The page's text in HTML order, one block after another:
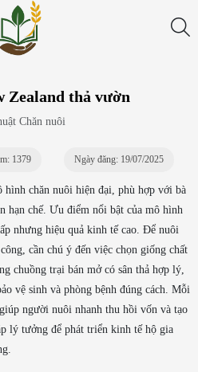
Zealand thả vườn
Chăn nuôi
1379 Ngày đăng: 19/07/2025
chăn nuôi hiện đại, phù hợp với bà
hạn chế. Ưu điểm nổi bật của mô hình
nhưng hiệu quả kinh tế cao. Để nuôi
cần chú ý đến việc chọn giống chất
chuồng trại bán mở có sân thả hợp lý,
vệ sinh và phòng bệnh đúng cách. Mỗi
người nuôi nhanh thu hồi vốn và tạo
lý tưởng để phát triển kinh tế hộ gia